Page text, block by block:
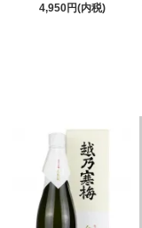
4,950円(内税)